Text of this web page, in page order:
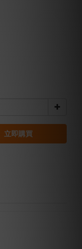
立即購買